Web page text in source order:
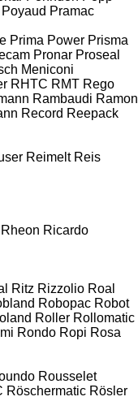
Poyaud Pramac
Prima Power Prisma
Pronar Proseal
Meniconi
RHTC RMT Rego
Rambaudi Ramon
Record Reepack
Reimelt Reis
Rheon Ricardo
Ritz Rizzolio Roal
Robopac Robot
Roller Rollomatic
Rondo Ropi Rosa
Rousselet
Röschermatic Rösler